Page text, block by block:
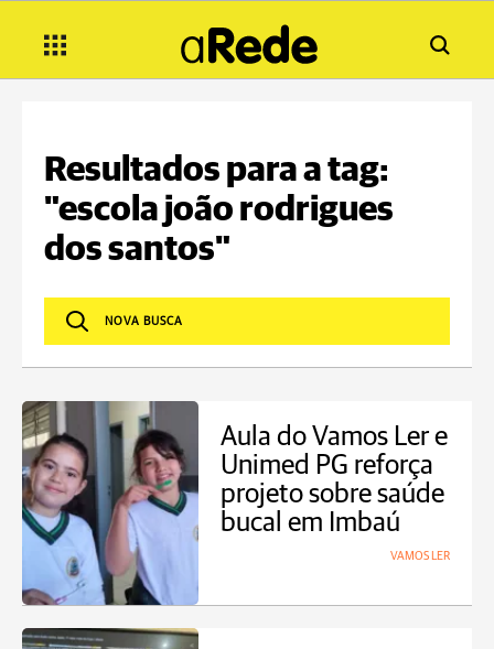
Resultados para a tag:
"escola joão rodrigues
dos santos"
Aula do Vamos Ler e
Unimed PG reforça
projeto sobre saúde
bucal em Imbaú
VAMOS LER